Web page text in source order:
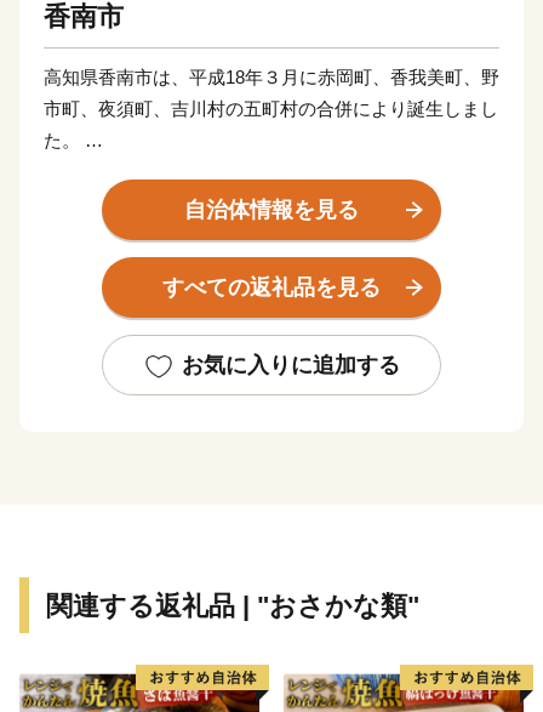
香南市
高知県香南市は、平成18年３月に赤岡町、香我美町、野
市町、夜須町、吉川村の五町村の合併により誕生しまし
た。
山地部からなり、市内を物部川、香宗川などが流れ、美
しい水と緑に包まれた元気で豊かなまちです。
香南市へのご寄附、誠にありがとうございます！
いたします♪
自治体情報を見る
すべての返礼品を見る
お気に入りに追加する
関連する返礼品 | "おさかな類"